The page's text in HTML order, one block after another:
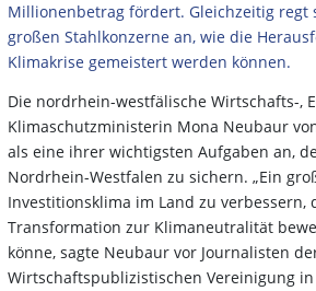
Millionenbetrag fördert. Gleichzeitig regt
großen Stahlkonzerne an, wie die
Klimakrise gemeistert werden können.
Die nordrhein-westfälische Wirtschafts-,
Klimaschutzministerin Mona Neubaur
als eine ihrer wichtigsten Aufgaben an,
Nordrhein-Westfalen zu sichern. „Ein
Investitionsklima im Land zu verbessern,
Transformation zur Klimaneutralität
könne, sagte Neubaur vor Journalisten
Wirtschaftspublizistischen Vereinigung